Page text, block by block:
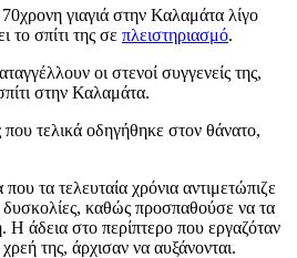
γιαγιά στην Καλαμάτα λίγο
το σπίτι της σε πλειστηριασμό.
οι στενοί συγγενείς της,
στην Καλαμάτα.
τελικά οδηγήθηκε στον θάνατο,
τα τελευταία χρόνια αντιμετώπιζε
δυσκολίες, καθώς προσπαθούσε να τα
Η άδεια στο περίπτερο που εργαζόταν
της, άρχισαν να αυξάνονται.